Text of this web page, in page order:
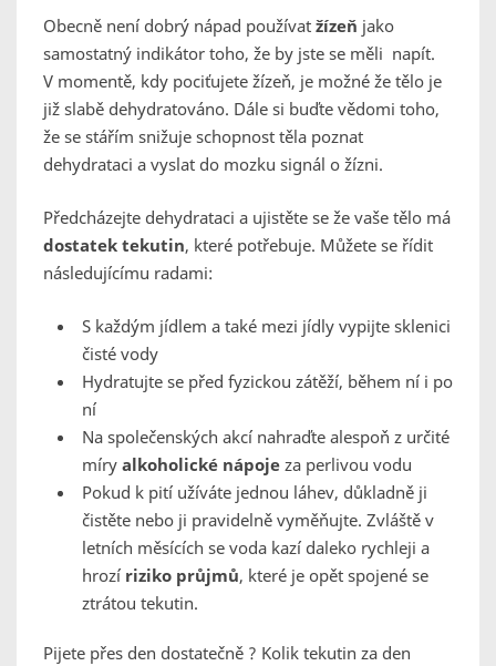
Obecně není dobrý nápad používat žízeň jako
samostatný indikátor toho, že by jste se měli napít.
V momentě, kdy pociťujete žízeň, je možné že tělo je
již slabě dehydratováno. Dále si buďte vědomi toho,
že se stářím snižuje schopnost těla poznat
dehydrataci a vyslat do mozku signál o žízni.
Předcházejte dehydrataci a ujistěte se že vaše tělo má
dostatek tekutin, které potřebuje. Můžete se řídit
následujícímu radami:
S každým jídlem a také mezi jídly vypijte sklenici
čisté vody
Hydratujte se před fyzickou zátěží, během ní i po
ní
Na společenských akcí nahraďte alespoň z určité
míry alkoholické nápoje za perlivou vodu
Pokud k pití užíváte jednou láhev, důkladně ji
čistěte nebo ji pravidelně vyměňujte. Zvláště v
letních měsících se voda kazí daleko rychleji a
hrozí riziko průjmů, které je opět spojené se
ztrátou tekutin.
Pijete přes den dostatečně ? Kolik tekutin za den